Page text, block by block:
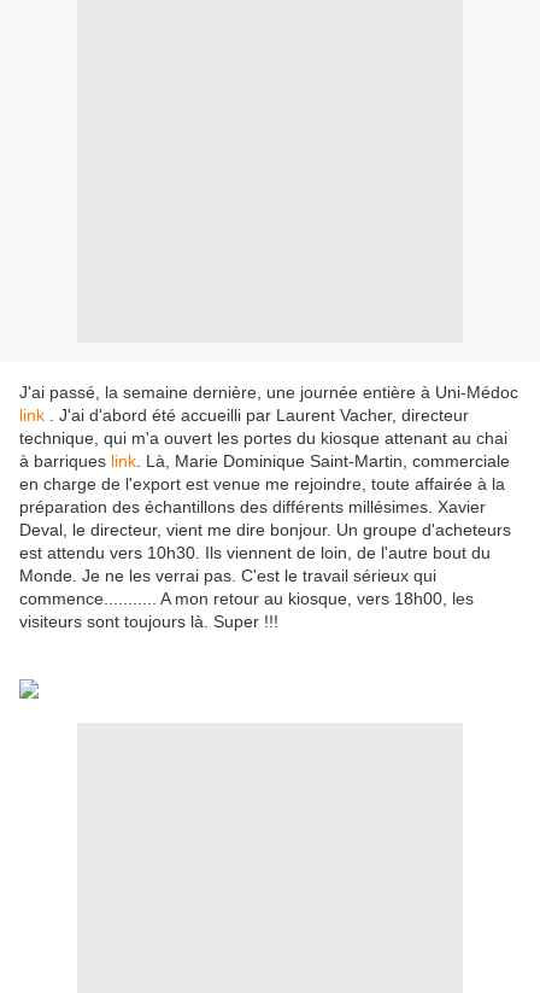
J'ai passé, la semaine dernière, une journée entière à Uni-Médoc
link . J'ai d'abord été accueilli par Laurent Vacher, directeur
technique, qui m'a ouvert les portes du kiosque attenant au chai
à barriques link . Là, Marie Dominique Saint-Martin, commerciale
en charge de l'export est venue me rejoindre, toute affairée à la
préparation des échantillons des différents millésimes. Xavier
Deval, le directeur, vient me dire bonjour. Un groupe d'acheteurs
est attendu vers 10h30. Ils viennent de loin, de l'autre bout du
Monde. Je ne les verrai pas. C'est le travail sérieux qui
commence........... A mon retour au kiosque, vers 18h00, les
visiteurs sont toujours là. Super !!!